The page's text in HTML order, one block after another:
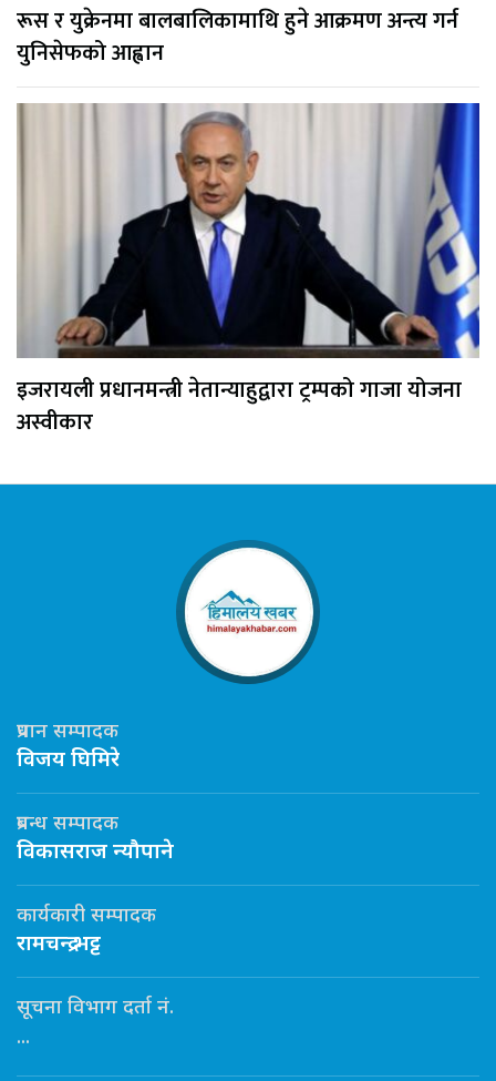
रूस र युक्रेनमा बालबालिकामाथि हुने आक्रमण अन्त्य गर्न
युनिसेफको आह्वान
इजरायली प्रधानमन्त्री नेतान्याहुद्वारा ट्रम्पको गाजा योजना
अस्वीकार
प्रधान सम्पादक
विजय घिमिरे
प्रबन्ध सम्पादक
विकासराज न्यौपाने
कार्यकारी सम्पादक
रामचन्द्र भट्ट
सूचना विभाग दर्ता नं.
...